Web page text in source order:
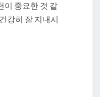
이 중요한 것 같
강히 잘 지내시